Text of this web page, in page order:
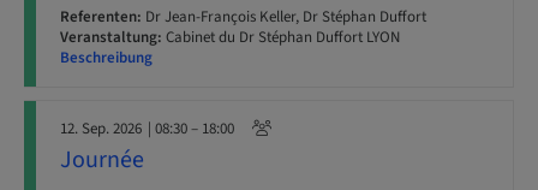
Referenten: Dr Jean-François Keller, Dr Stéphan Duffort
Veranstaltung: Cabinet du Dr Stéphan Duffort LYON
Beschreibung
12. Sep. 2026 | 08:30 – 18:00
Journée